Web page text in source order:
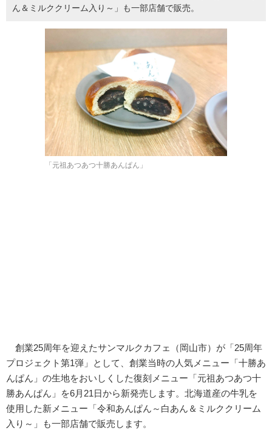
ん＆ミルククリーム入り～」も一部店舗で販売。
「元祖あつあつ十勝あんぱん」
創業25周年を迎えたサンマルクカフェ（岡山市）が「25周年
プロジェクト第1弾」として、創業当時の人気メニュー「十勝あ
んぱん」の生地をおいしくした復刻メニュー「元祖あつあつ十
勝あんぱん」を6月21日から新発売します。北海道産の牛乳を
使用した新メニュー「令和あんぱん～白あん＆ミルククリーム
入り～」も一部店舗で販売します。